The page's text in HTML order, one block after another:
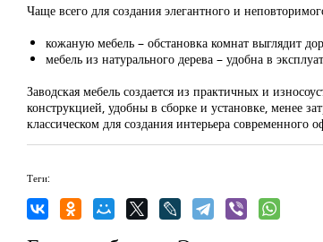
Чаще всего для создания элегантного и
кожаную мебель – обстановка комнат выглядит
мебель из натурального дерева – удобна в
Заводская мебель создается из практичных и
конструкцией, удобны в сборке и установке, менее
классическом для создания интерьера современного
Теги: